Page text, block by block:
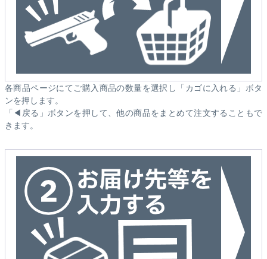
各商品ページにてご購入商品の数量を選択し「カゴに入れる」ボタ
ンを押します。
「◀戻る」ボタンを押して、他の商品をまとめて注文することもで
きます。